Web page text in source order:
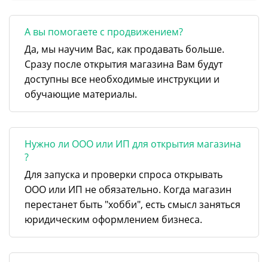
А вы помогаете с продвижением?
Да, мы научим Вас, как продавать больше.
Сразу после открытия магазина Вам будут
доступны все необходимые инструкции и
обучающие материалы.
Нужно ли ООО или ИП для открытия магазина
?
Для запуска и проверки спроса открывать
ООО или ИП не обязательно. Когда магазин
перестанет быть "хобби", есть смысл заняться
юридическим оформлением бизнеса.